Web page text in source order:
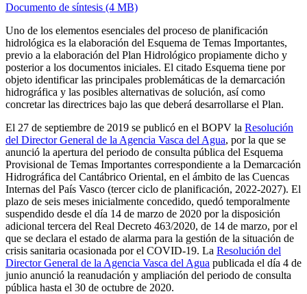
Documento de síntesis (4 MB)
Uno de los elementos esenciales del proceso de planificación
hidrológica es la elaboración del Esquema de Temas Importantes,
previo a la elaboración del Plan Hidrológico propiamente dicho y
posterior a los documentos iniciales. El citado Esquema tiene por
objeto identificar las principales problemáticas de la demarcación
hidrográfica y las posibles alternativas de solución, así como
concretar las directrices bajo las que deberá desarrollarse el Plan.
El 27 de septiembre de 2019 se publicó en el BOPV la Resolución
del Director General de la Agencia Vasca del Agua, por la que se
anunció la apertura del periodo de consulta pública del Esquema
Provisional de Temas Importantes correspondiente a la Demarcación
Hidrográfica del Cantábrico Oriental, en el ámbito de las Cuencas
Internas del País Vasco (tercer ciclo de planificación, 2022-2027). El
plazo de seis meses inicialmente concedido, quedó temporalmente
suspendido desde el día 14 de marzo de 2020 por la disposición
adicional tercera del Real Decreto 463/2020, de 14 de marzo, por el
que se declara el estado de alarma para la gestión de la situación de
crisis sanitaria ocasionada por el COVID-19. La Resolución del
Director General de la Agencia Vasca del Agua publicada el día 4 de
junio anunció la reanudación y ampliación del periodo de consulta
pública hasta el 30 de octubre de 2020.